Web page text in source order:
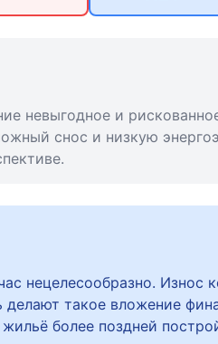
невыгодное и
снос и низкую
нецелесообразно. Износ
делают такое вложение
более поздней